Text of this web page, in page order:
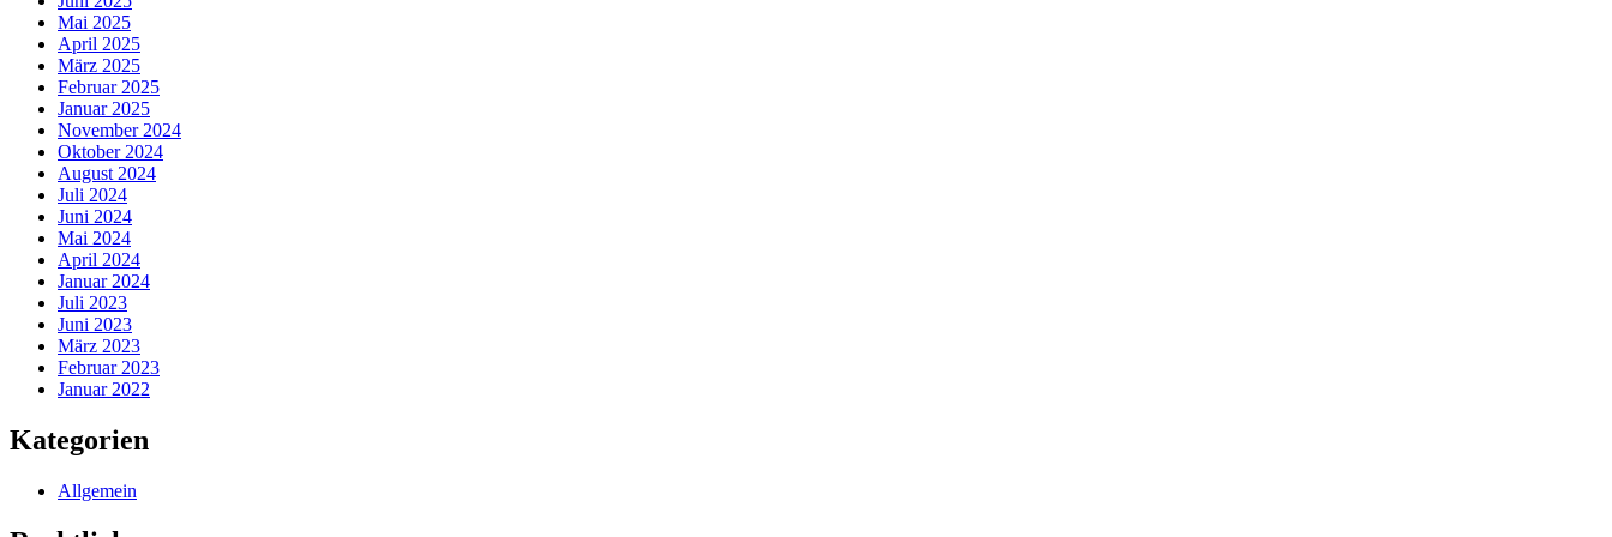
Mai 2025
April 2025
März 2025
Februar 2025
Januar 2025
November 2024
Oktober 2024
August 2024
Juli 2024
Juni 2024
Mai 2024
April 2024
Januar 2024
Juli 2023
Juni 2023
März 2023
Februar 2023
Januar 2022
Kategorien
Allgemein